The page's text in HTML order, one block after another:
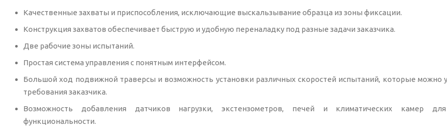
Качественные захваты и приспособления, исключающие выскальзывание образца из зоны фиксации.
Конструкция захватов обеспечивает быструю и удобную переналадку под разные задачи заказчика.
Две рабочие зоны испытаний.
Простая система управления с понятным интерфейсом.
Большой ход подвижной траверсы и возможность установки различных скоростей испытаний, которые можно
требования заказчика.
Возможность добавления датчиков нагрузки, экстензометров, печей и климатических камер
функциональности.